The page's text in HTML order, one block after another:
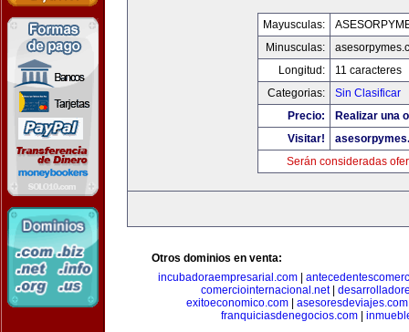
Mayusculas:
Minusculas:
Longitud:
11 caracteres
Categorias:
Sin Clasificar
Precio:
Realizar una
Visitar!
Serán consideradas
Otros dominios en venta:
incubadoraempresarial.com
comerciointernacional.net|
exitoeconomico.com| asesoresdeviajes.com
franquiciasdenegocios.com|